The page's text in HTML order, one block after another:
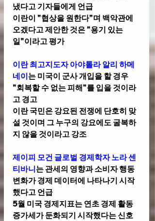
냈다고 기자들에게 언급
이란이 "협상을 원한다"며 백악관에
오겠다고 제안한 것은 "용기 있는
일"이라고 평가
이란 최고지도자 아야톨라 알리 하메
네이는 미국이 군사 개입을 할 경우
"회복할 수 없는 피해"를 입을 것이라
고 경고
이란 국민은 강요된 전쟁에 단호히 맞
설 것이며 그 누구의 강요에도 굴복하
지 않을 것이라고 강조
제이피 모건 글로벌 경제학자 노라 센
티바니는 관세의 영향과 소비자 행동
변화가 경제 데이터에 나타나기 시작
했다고 언급
5월 미국 경제지표는 연초 경제 활동
증가세가 둔화되기 시작했다는 신호